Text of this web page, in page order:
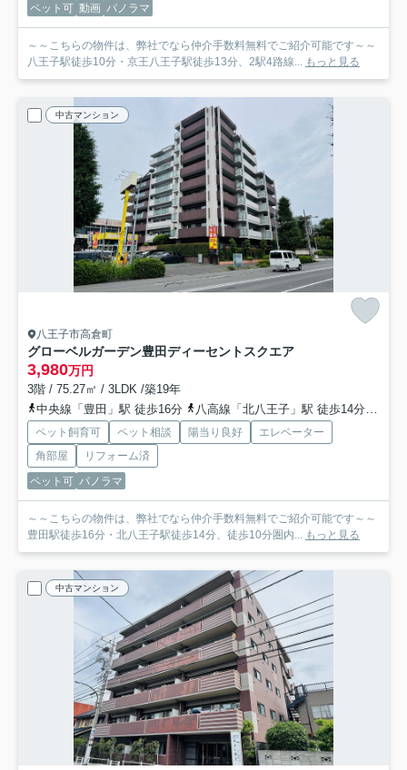
ペット可 動画 パノラマ
～～こちらの物件は、弊社でなら仲介手数料無料でご紹介可能です～～
八王子駅徒歩10分・京王八王子駅徒歩13分、2駅4路線... もっと見る
中古マンション
八王子市高倉町
グローベルガーデン豊田ディーセントスクエア
3,980万円
3階 / 75.27㎡ / 3LDK /築19年
中央線「豊田」駅 徒歩16分
八高線「北八王子」駅 徒歩14分
ペット飼育可 ペット相談 陽当り良好
エレベーター
角部屋
リフォーム済
ペット可 パノラマ
～～こちらの物件は、弊社でなら仲介手数料無料でご紹介可能です～～
豊田駅徒歩16分・北八王子駅徒歩14分、徒歩10分圏内... もっと見る
中古マンション